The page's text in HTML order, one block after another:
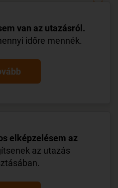
van az utazásról.
időre mennék.
elképzelésem az
az utazás